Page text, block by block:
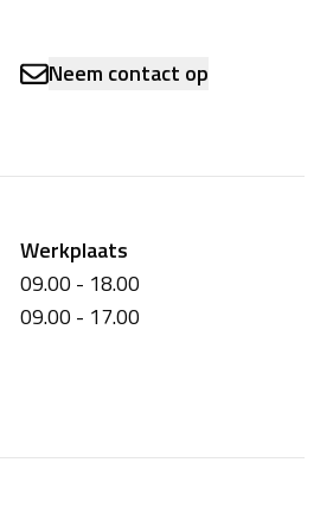
Neem contact op
Werkplaats
09.00 - 18.00
09.00 - 17.00